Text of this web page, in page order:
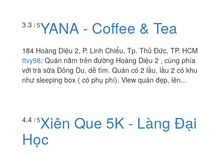
3.3 / 5YANA - Coffee & Tea
184 Hoàng Diệu 2, P. Linh Chiểu, Tp. Thủ Đức, TP. HCM
ttvy98: Quán nằm trên đường Hoàng Diệu 2 , cùng phía
với trà sữa Đông Du, dễ tìm. Quán có 2 lầu, lầu 2 có khu
như sleeping box ( có phụ phí). View quán đẹp, lên...
4.4 / 5Xiên Que 5K - Làng Đại
Học